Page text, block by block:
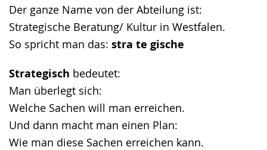
Der ganze Name von der Abteilung ist:
Strategische Beratung/ Kultur in Westfalen.
So spricht man das: stra te gische
Strategisch bedeutet:
Man überlegt sich:
Welche Sachen will man erreichen.
Und dann macht man einen Plan:
Wie man diese Sachen erreichen kann.